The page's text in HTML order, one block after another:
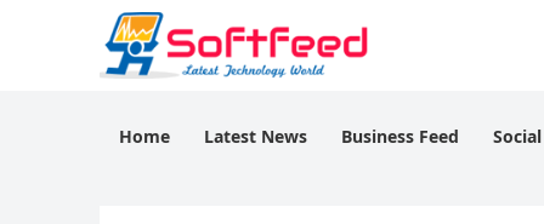
Home Latest News Business Feed